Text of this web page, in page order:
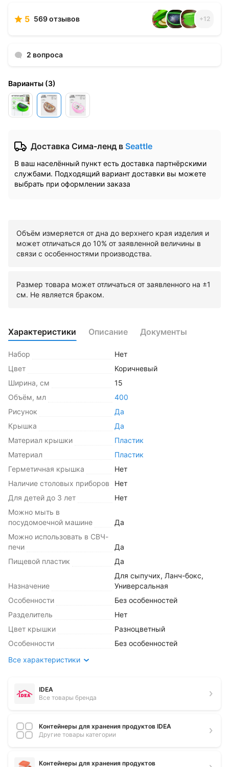
5 569 отзывов +12
2 вопроса
Варианты (3)
Доставка Сима-ленд в Seattle
В ваш населённый пункт есть доставка партнёрскими
службами. Подходящий вариант доставки вы можете
выбрать при оформлении заказа
Объём измеряется от дна до верхнего края изделия и
может отличаться до 10% от заявленной величины в
связи с особенностями производства.
Размер товара может отличаться от заявленного на ±1
см. Не является браком.
Характеристики Описание Документы
Набор
Нет
Цвет
Коричневый
Ширина, см
15
Объём, мл
400
Рисунок
Да
Крышка
Да
Материал крышки
Пластик
Материал
Пластик
Герметичная крышка
Нет
Наличие столовых приборов
Нет
Для детей до 3 лет
Нет
Можно мыть в
посудомоечной машине
Да
Можно использовать в СВЧ-
печи
Да
Пищевой пластик
Да
Назначение
Для сыпучих, Ланч-бокс,
Универсальная
Особенности
Без особенностей
Разделитель
Нет
Цвет крышки
Разноцветный
Особенности
Без особенностей
Все характеристики
IDEA
Все товары бренда
Контейнеры для хранения продуктов IDEA
Другие товары категории
Контейнеры для хранения продуктов